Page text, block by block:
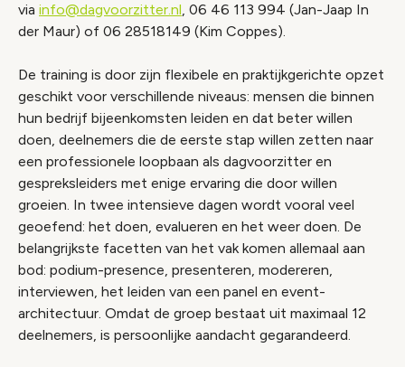
via info@dagvoorzitter.nl, 06 46 113 994 (Jan-Jaap In
der Maur) of 06 28518149 (Kim Coppes).
De training is door zijn flexibele en praktijkgerichte opzet
geschikt voor verschillende niveaus: mensen die binnen
hun bedrijf bijeenkomsten leiden en dat beter willen
doen, deelnemers die de eerste stap willen zetten naar
een professionele loopbaan als dagvoorzitter en
gespreksleiders met enige ervaring die door willen
groeien. In twee intensieve dagen wordt vooral veel
geoefend: het doen, evalueren en het weer doen. De
belangrijkste facetten van het vak komen allemaal aan
bod: podium-presence, presenteren, modereren,
interviewen, het leiden van een panel en event-
architectuur. Omdat de groep bestaat uit maximaal 12
deelnemers, is persoonlijke aandacht gegarandeerd.